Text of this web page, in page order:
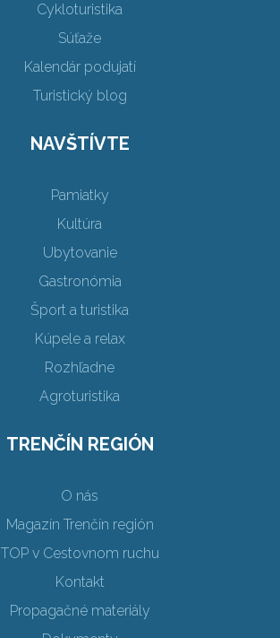
Cykloturistika
Súťaže
Kalendár podujatí
Turistický blog
NAVŠTÍVTE
Pamiatky
Kultúra
Ubytovanie
Gastronómia
Šport a turistika
Kúpele a relax
Rozhľadne
Agroturistika
TRENČÍN REGIÓN
O nás
Magazín Trenčín región
TOP v Cestovnom ruchu
Kontakt
Propagačné materiály